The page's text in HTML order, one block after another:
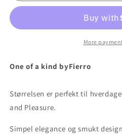
More
One of a kind byFierro
Størrelsen er perfekt til
and Pleasure.
Simpel elegance og smukt